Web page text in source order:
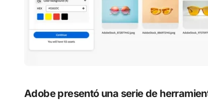
Adobe presentó una serie de herramientas de inteligencia artificial generativa diseñadas